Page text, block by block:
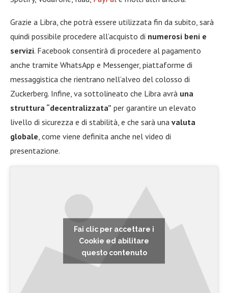
Grazie a Libra, che potrà essere utilizzata fin da subito, sarà
quindi possibile procedere all’acquisto di numerosi beni e
servizi. Facebook consentirà di procedere al pagamento
anche tramite WhatsApp e Messenger, piattaforme di
messaggistica che rientrano nell’alveo del colosso di
Zuckerberg. Infine, va sottolineato che Libra avrà una
struttura “decentralizzata” per garantire un elevato
livello di sicurezza e di stabilità, e che sarà una valuta
globale , come viene definita anche nel video di
presentazione.
Fai clic per accettare i
Cookie ed abilitare
questo contenuto